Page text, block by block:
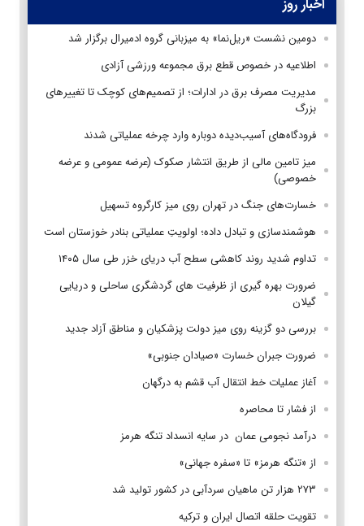
اخبار روز
دومین نشست «ریل‌نما» به میزبانی گروه ادمیرال برگزار شد
اطلاعیه در خصوص قطع برق مجموعه ورزشی آزادی
مدیریت مصرف برق در ادارات؛ از تصمیم‌های کوچک تا تغییرهای
بزرگ
فرودگاه‌های آسیب‌دیده دوباره وارد چرخه عملیاتی شدند
میز تامین مالی از طریق انتشار صکوک (عرضه عمومی و عرضه
خصوصی)
خسارت‌های جنگ در تهران روی میز کارگروه تسهیل
هوشمندسازی و تبادل داده؛ اولویتِ عملیاتی بنادر خوزستان است
تداوم شدید روند کاهشی سطح آب دریای خزر طی سال ۱۴۰۵
ضرورت بهره گیری از ظرفیت های گردشگری ساحلی و دریایی
گیلان
بررسی دو گزینه روی میز دولت پزشکیان و مناطق آزاد جدید
ضرورت جبران خسارت «صیادان جنوبی»
آغاز عملیات خط انتقال آب قشم به درگهان
از فشار تا محاصره
درآمد نجومی عمان در سایه انسداد تنگه هرمز
از «تنگه هرمز» تا «سفره جهانی»
۲۷۳ هزار تن ماهیان سردآبی در کشور تولید شد
تقویت حلقه اتصال ایران و ترکیه